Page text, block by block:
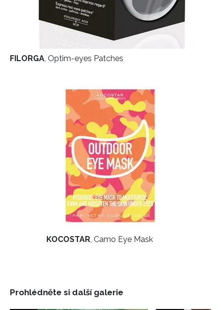
INFORMACE
REDAKCE
FILORGA, Optim-eyes Patches
KOCOSTAR, Camo Eye Mask
Prohlédněte si další galerie